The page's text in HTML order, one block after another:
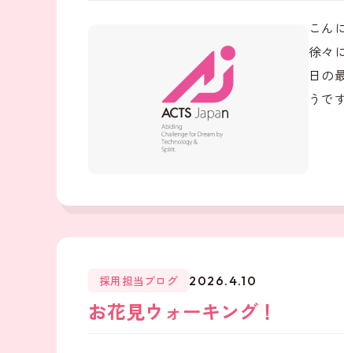
こん
徐々
日の
うで
採用担当ブログ 2026.4.10
お花見ウォーキング！